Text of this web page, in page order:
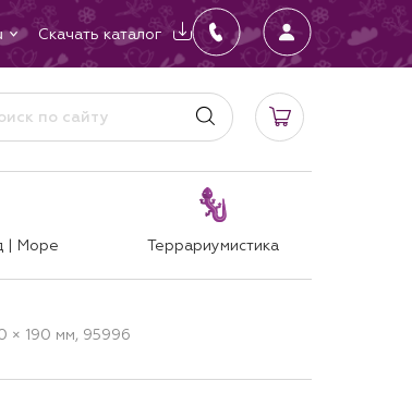
Скачать каталог
| Море Террариумистика
× 190 мм, 95996